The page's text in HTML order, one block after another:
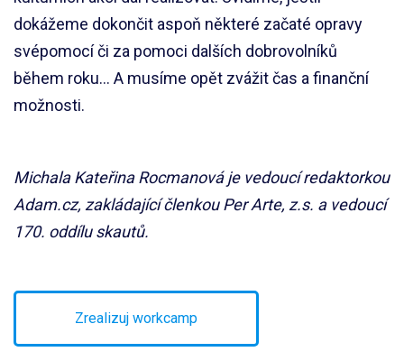
dokážeme dokončit aspoň některé začaté opravy
svépomocí či za pomoci dalších dobrovolníků
během roku… A musíme opět zvážit čas a finanční
možnosti.
Michala Kateřina Rocmanová je vedoucí redaktorkou
Adam.cz, zakládající členkou Per Arte, z.s. a vedoucí
170. oddílu skautů.
Zrealizuj workcamp